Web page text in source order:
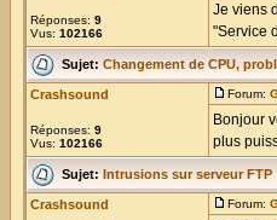
Réponses: 9
Vus: 102166
Je viens
"Service
Sujet: Changement de CPU,
Crashsound
Réponses: 9
Vus: 102166
Forum:
Bonjour
plus
Sujet: Intrusions sur serveur FTP
Crashsound Forum: